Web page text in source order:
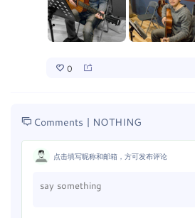
0
Comments | NOTHING
点击填写昵称和邮箱，方可发布评论